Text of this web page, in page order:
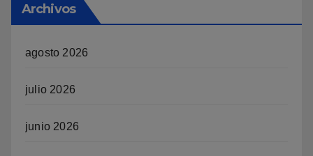
Archivos
agosto 2026
julio 2026
junio 2026